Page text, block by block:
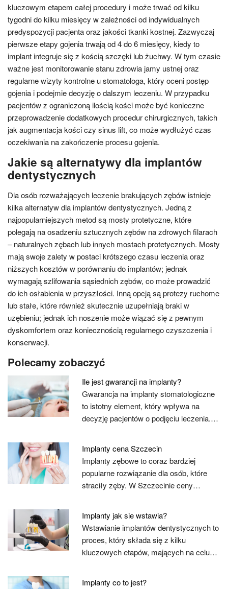
kluczowym etapem całej procedury i może trwać od kilku
tygodni do kilku miesięcy w zależności od indywidualnych
predyspozycji pacjenta oraz jakości tkanki kostnej. Zazwyczaj
pierwsze etapy gojenia trwają od 4 do 6 miesięcy, kiedy to
implant integruje się z kością szczęki lub żuchwy. W tym czasie
ważne jest monitorowanie stanu zdrowia jamy ustnej oraz
regularne wizyty kontrolne u stomatologa, który oceni postęp
gojenia i podejmie decyzję o dalszym leczeniu. W przypadku
pacjentów z ograniczoną ilością kości może być konieczne
przeprowadzenie dodatkowych procedur chirurgicznych, takich
jak augmentacja kości czy sinus lift, co może wydłużyć czas
oczekiwania na zakończenie procesu gojenia.
Jakie są alternatywy dla implantów
dentystycznych
Dla osób rozważających leczenie brakujących zębów istnieje
kilka alternatyw dla implantów dentystycznych. Jedną z
najpopularniejszych metod są mosty protetyczne, które
polegają na osadzeniu sztucznych zębów na zdrowych filarach
– naturalnych zębach lub innych mostach protetycznych. Mosty
mają swoje zalety w postaci krótszego czasu leczenia oraz
niższych kosztów w porównaniu do implantów; jednak
wymagają szlifowania sąsiednich zębów, co może prowadzić
do ich osłabienia w przyszłości. Inną opcją są protezy ruchome
lub stałe, które również skutecznie uzupełniają braki w
uzębieniu; jednak ich noszenie może wiązać się z pewnym
dyskomfortem oraz koniecznością regularnego czyszczenia i
konserwacji.
Polecamy zobaczyć
Ile jest gwarancji na implanty?
Gwarancja na implanty stomatologiczne
to istotny element, który wpływa na
decyzję pacjentów o podjęciu leczenia.…
Implanty cena Szczecin
Implanty zębowe to coraz bardziej
popularne rozwiązanie dla osób, które
straciły zęby. W Szczecinie ceny…
Implanty jak sie wstawia?
Wstawianie implantów dentystycznych to
proces, który składa się z kilku
kluczowych etapów, mających na celu…
Implanty co to jest?